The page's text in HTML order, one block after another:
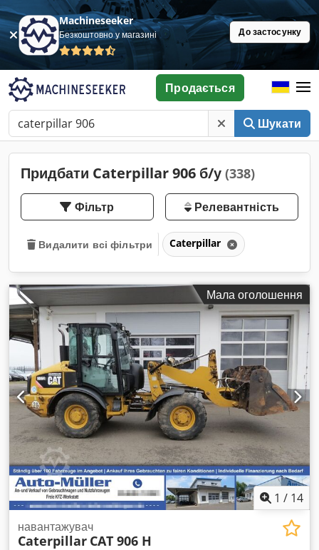
Machineseeker
Безкоштовно у магазині До застосунку
Шукати
Продається
Придбати Caterpillar 906 б/у (338)
Фільтр Релевантність
Видалити всі фільтри Caterpillar
Мала оголошення
1 / 14
навантажувач
Caterpillar CAT 906 H